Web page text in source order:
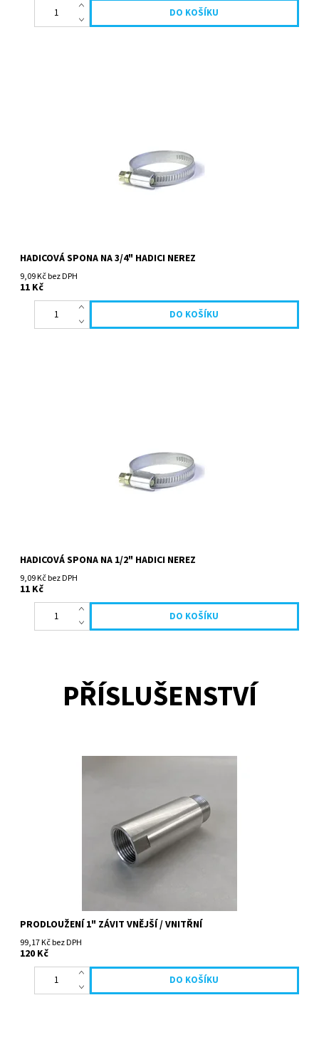
HADICOVÁ SPONA NA 3/4" HADICI NEREZ
9,09 Kč bez DPH
11 Kč
HADICOVÁ SPONA NA 1/2" HADICI NEREZ
9,09 Kč bez DPH
11 Kč
PŘÍSLUŠENSTVÍ
PRODLOUŽENÍ 1" ZÁVIT VNĚJŠÍ / VNITŘNÍ
99,17 Kč bez DPH
120 Kč